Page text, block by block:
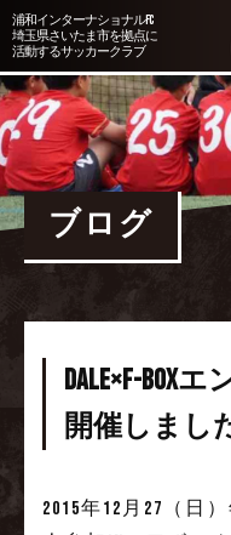
浦和インターナショナルFC
埼玉県さいたま市を拠点に
活動するサッカークラブ
ブログ
DALE×f-box
開催しまし
2015年12月27（日